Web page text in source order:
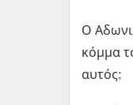
Ο
κόμμα
αυτός: